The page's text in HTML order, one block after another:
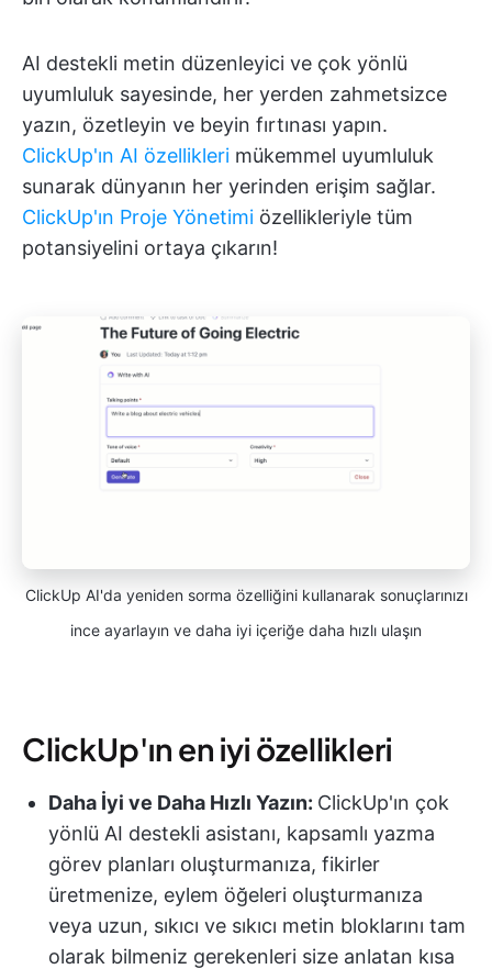
AI destekli metin düzenleyici ve çok yönlü
uyumluluk sayesinde, her yerden zahmetsizce
yazın, özetleyin ve beyin fırtınası yapın.
ClickUp'ın AI özellikleri mükemmel uyumluluk
sunarak dünyanın her yerinden erişim sağlar.
ClickUp'ın Proje Yönetimi özellikleriyle tüm
potansiyelini ortaya çıkarın!
ClickUp AI'da yeniden sorma özelliğini kullanarak sonuçlarınızı
ince ayarlayın ve daha iyi içeriğe daha hızlı ulaşın
ClickUp'ın en iyi özellikleri
Daha İyi ve Daha Hızlı Yazın: ClickUp'ın çok
yönlü AI destekli asistanı, kapsamlı yazma
görev planları oluşturmanıza, fikirler
üretmenize, eylem öğeleri oluşturmanıza
veya uzun, sıkıcı ve sıkıcı metin bloklarını tam
olarak bilmeniz gerekenleri size anlatan kısa